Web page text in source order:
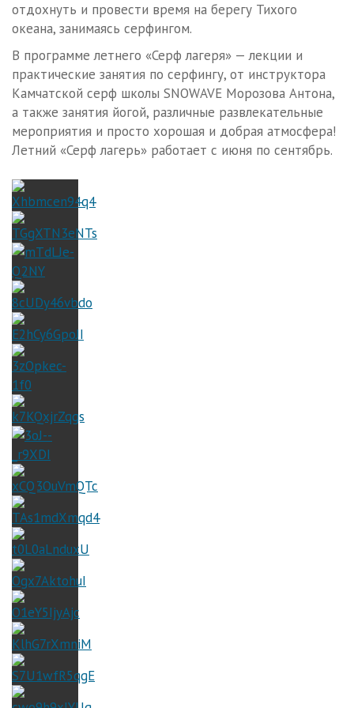
отдохнуть и провести время на берегу Тихого
океана, занимаясь серфингом.
В программе летнего «Серф лагеря» — лекции и
практические занятия по серфингу, от инструктора
Камчатской серф школы SNOWAVE Морозова Антона,
а также занятия йогой, различные развлекательные
мероприятия и просто хорошая и добрая атмосфера!
Летний «Серф лагерь» работает с июня по сентябрь.